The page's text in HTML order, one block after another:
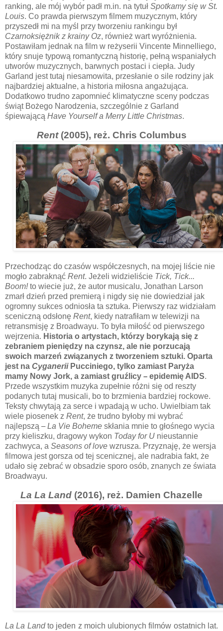
ranking, ale mój wybór padł m.in. na tytuł Spotkamy się w St.
Louis. Co prawda pierwszym filmem muzycznym, który
przyszedł mi na myśl przy tworzeniu rankingu był
Czarnoksiężnik z krainy Oz, również wart wyróżnienia.
Postawiłam jednak na film w reżyserii Vincente Minnelliego,
który snuje typową romantyczną historię, pełną wspaniałych
utworów muzycznych, barwnych postaci i ciepła. Judy
Garland jest tutaj niesamowita, przesłanie o sile rodziny jak
najbardziej aktualne, a historia miłosna angażująca.
Dodatkowo trudno zapomnieć klimatyczne sceny podczas
świąt Bożego Narodzenia, szczególnie z Garland
śpiewającą Have Yourself a Merry Little Christmas.
Rent(2005), reż. Chris Columbus
Przechodząc do czasów współczesnych, na mojej liście nie
mogło zabraknąć Rent. Jeżeli widzieliście Tick, Tick...
Boom!to wiecie już, że autor musicalu, Jonathan Larson
zmarł dzień przed premierą i nigdy się nie dowiedział jak
ogromny sukces odniosła ta sztuka. Pierwszy raz widziałam
sceniczną odsłonę Rent, kiedy natrafiłam w telewizji na
retransmisję z Broadwayu. To była miłość od pierwszego
wejrzenia. Historia o artystach, którzy borykają się z
zebraniem pieniędzy na czynsz, ale nie porzucają
swoich marzeń związanych z tworzeniem sztuki. Oparta
jest na CyganeriiPucciniego, tylko zamiast Paryża
mamy Nowy Jork, a zamiast gruźlicy – epidemię AIDS.
Przede wszystkim muzyka zupełnie różni się od reszty
podanych tutaj musicali, bo to brzmienia bardziej rockowe.
Teksty chwytają za serce i wpadają w ucho. Uwielbiam tak
wiele piosenek z Rent, że trudno byłoby mi wybrać
najlepszą – La Vie Boheme skłania mnie to głośnego wycia
przy kieliszku, dragowy wykon Today for U nieustannie
zachwyca, a Seasons of love wzrusza. Przyznaję, że wersja
filmowa jest gorsza od tej scenicznej, ale nadrabia fakt, że
udało się zebrać w obsadzie sporo osób, znanych ze świata
Broadwayu.
La La Land (2016), reż. Damien Chazelle
La La Landto jeden z moich ulubionych filmów ostatnich lat.